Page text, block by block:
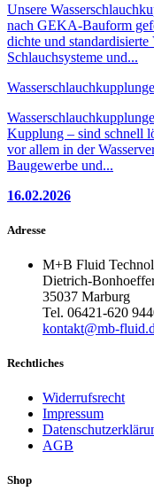
Unsere Wasserschlauch
nach GEKA-Bauform
dichte und
Schlauchsysteme und...
Wasserschlauch
Wasserschlauch
Kupplung – sind schnell
vor allem in der
Baugewerbe und...
16.02.2026
Adresse
M+B Fluid
Dietrich-
35037 Marburg
Tel. 06421-620
kontakt@mb-
Rechtliches
Widerrufsrecht
Impressum
AGB
Shop